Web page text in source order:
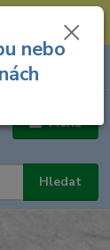
731 449 423 --
Menu
Hledat
za
nebo